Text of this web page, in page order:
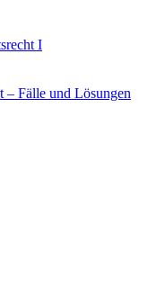
I
– Fälle und Lösungen